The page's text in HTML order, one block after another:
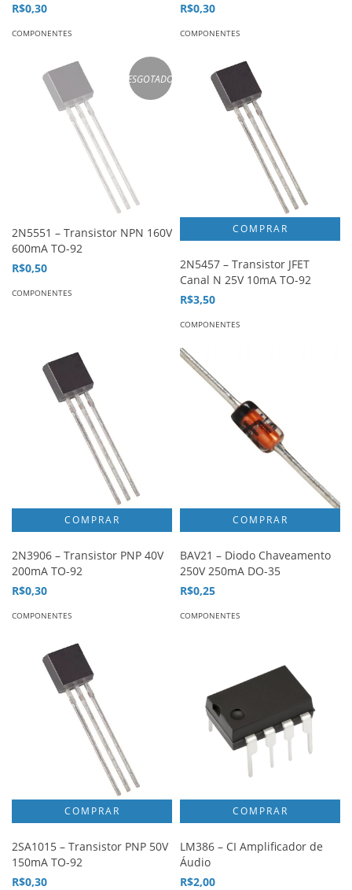
R$0,30
COMPONENTES
R$0,30
COMPONENTES
ESGOTADO
2N5551 – Transistor NPN 160V
600mA TO-92
R$0,50
COMPONENTES
2N5457 – Transistor JFET
Canal N 25V 10mA TO-92
R$3,50
COMPONENTES
2N3906 – Transistor PNP 40V
200mA TO-92
R$0,30
COMPONENTES
BAV21 – Diodo Chaveamento
250V 250mA DO-35
R$0,25
COMPONENTES
2SA1015 – Transistor PNP 50V
150mA TO-92
R$0,30
LM386 – CI Amplificador de
Áudio
R$2,00